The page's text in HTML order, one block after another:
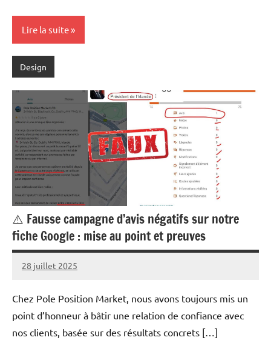
Lire la suite
Design
⚠️ Fausse campagne d’avis négatifs sur notre
fiche Google : mise au point et preuves
28 juillet 2025
Marc
Chez Pole Position Market, nous avons toujours mis un
point d’honneur à bâtir une relation de confiance avec
nos clients, basée sur des résultats concrets […]